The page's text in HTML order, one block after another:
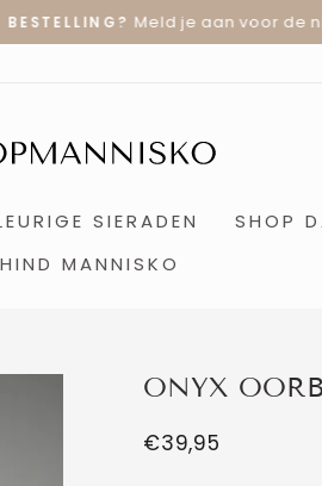
Diavoorstelling
Meld je aan voor de
SIERADEN SHOP
MANNISKO
ONYX
Normale
€39,95